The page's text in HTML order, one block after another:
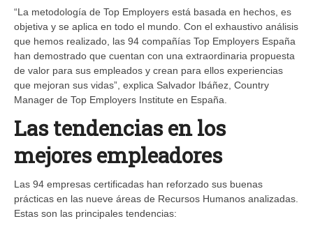
“La metodología de Top Employers está basada en hechos, es
objetiva y se aplica en todo el mundo. Con el exhaustivo análisis
que hemos realizado, las 94 compañías Top Employers España
han demostrado que cuentan con una extraordinaria propuesta
de valor para sus empleados y crean para ellos experiencias
que mejoran sus vidas”, explica Salvador Ibáñez, Country
Manager de Top Employers Institute en España.
Las tendencias en los
mejores empleadores
Las 94 empresas certificadas han reforzado sus buenas
prácticas en las nueve áreas de Recursos Humanos analizadas.
Estas son las principales tendencias: